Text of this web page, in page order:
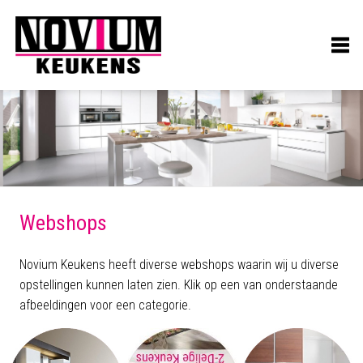
Webshops
Novium Keukens heeft diverse webshops waarin wij u diverse
opstellingen kunnen laten zien. Klik op een van onderstaande
afbeeldingen voor een categorie.